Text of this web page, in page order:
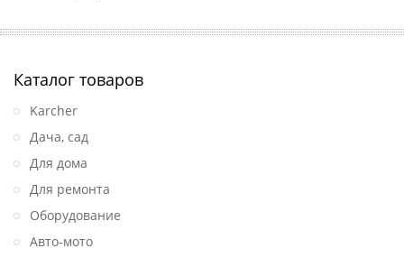
Каталог товаров
Karcher
Дача, сад
Для дома
Для ремонта
Оборудование
Авто-мото